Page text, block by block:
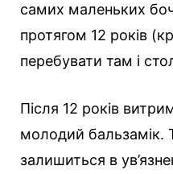
самих маленьких
протягом 12 років
перебувати там і
Після 12 років
молодий бальзамік.
залишиться в